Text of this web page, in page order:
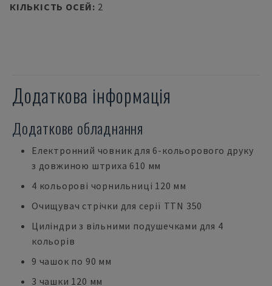
КІЛЬКІСТЬ ОСЕЙ: 2
Додаткова інформація
Додаткове обладнання
Електронний човник для 6-кольорового друку
з довжиною штриха 610 мм
4 кольорові чорнильниці 120 мм
Очищувач стрічки для серії TTN 350
Циліндри з вільними подушечками для 4
кольорів
9 чашок по 90 мм
3 чашки 120 мм